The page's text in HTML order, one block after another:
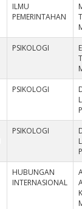
ILMU
PEMERINTAHAN
PSIKOLOGI
PSIKOLOGI
PSIKOLOGI
HUBUNGAN
INTERNASIONAL